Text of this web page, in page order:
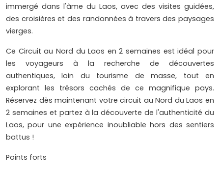
immergé dans l'âme du Laos, avec des visites guidées,
des croisières et des randonnées à travers des paysages
vierges.
Ce Circuit au Nord du Laos en 2 semaines est idéal pour
les voyageurs à la recherche de découvertes
authentiques, loin du tourisme de masse, tout en
explorant les trésors cachés de ce magnifique pays.
Réservez dès maintenant votre circuit au Nord du Laos en
2 semaines et partez à la découverte de l'authenticité du
Laos, pour une expérience inoubliable hors des sentiers
battus !
Points forts